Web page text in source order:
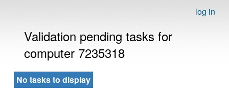
log in
Validation pending tasks for
computer 7235318
No tasks to display